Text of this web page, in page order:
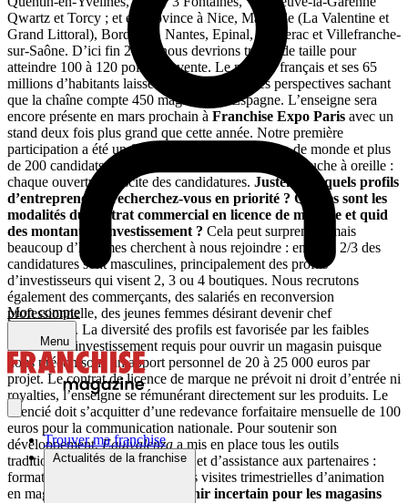
Mon compte
Menu
Trouver ma franchise
Actualités de la franchise
Qwartz et Torcy ; et en province à Nice, Marseille (La Valentine et
Grand Littoral), Bordeaux, Nantes, Epinal, Bergerac et Villefranche-
sur-Saône. D’ici fin 2015, nous devrions tripler de taille pour
atteindre 100 à 120 points de vente. Le marché français et ses 65
millions d’habitants laissent présager de belles perspectives sachant
que la chaîne compte 450 magasins en Espagne. L’enseigne sera
encore présente en mars prochain à Franchise Expo Paris avec un
stand deux fois plus grand que cette année. Notre première
participation a été un franc succès avec beaucoup de monde et plus
de 200 candidats.
bénéficie d’un fort bouche à oreille :
chaque ouverture suscite des candidatures. Justement, quels profils
d’entrepreneurs recherchez-vous en priorité ? Quelles sont les
modalités du contrat commercial en licence de marque et quid
des montants d’investissement ? Cela peut surprendre mais
beaucoup d’hommes cherchent à nous rejoindre : environ 2/3 des
candidatures sont masculines, principalement des profils
d’investisseurs qui visent 2, 3 ou 4 boutiques. Nous recrutons
également des commerçants, des salariés en reconversion
professionnelle, des jeunes femmes désirant devenir chef
d’entreprise. La diversité des profils est favorisée par les faibles
montants d’investissement requis pour ouvrir un magasin puisque
nous préconisons un apport personnel de 20 à 25 000 euros par
projet. Le contrat de licence de marque ne prévoit ni droit d’entrée ni
royalties, l’enseigne se rémunérant directement sur les produits. Le
licencié doit s’acquitter d’une redevance forfaitaire mensuelle de 100
euros pour la communication nationale. Pour soutenir son
développement,Equivalenza a mis en place tous les outils
traditionnels d’accompagnement et d’assistance aux partenaires :
formation, aide à l’ouverture puis visites trimestrielles d’animation
en magasin.
A lire aussi : – Avenir incertain pour les magasins